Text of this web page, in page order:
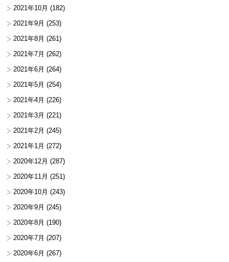
2021年10月 (182)
2021年9月 (253)
2021年8月 (261)
2021年7月 (262)
2021年6月 (264)
2021年5月 (254)
2021年4月 (226)
2021年3月 (221)
2021年2月 (245)
2021年1月 (272)
2020年12月 (287)
2020年11月 (251)
2020年10月 (243)
2020年9月 (245)
2020年8月 (190)
2020年7月 (207)
2020年6月 (267)